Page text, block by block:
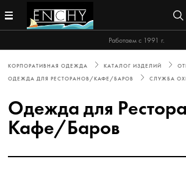
Работаем с 1991 г.
КОРПОРАТИВНАЯ ОДЕЖДА КАТАЛОГ ИЗДЕЛИЙ
ОДЕЖДА ДЛЯ РЕСТОРАНОВ/КАФЕ/БАРОВ
СЛУЖБА
Одежда для
Кафе/Баров